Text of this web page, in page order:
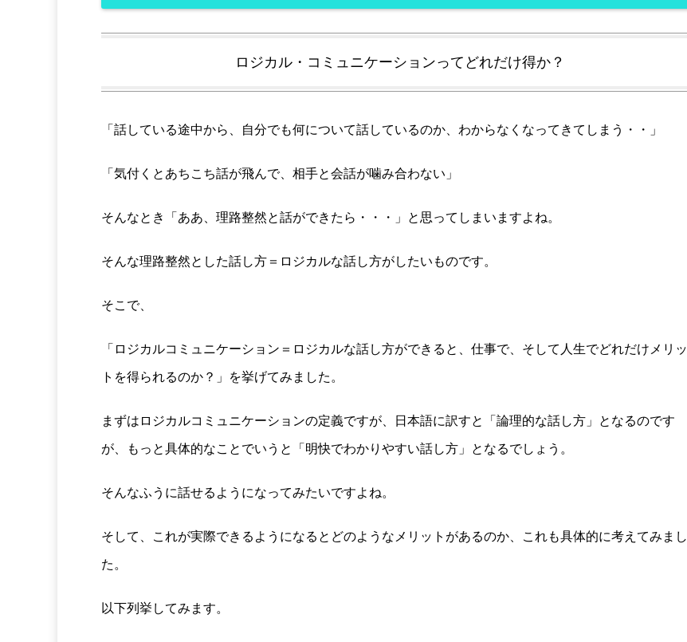
ロジカル・コミュニケーションってどれだけ得か？
「話している途中から、自分でも何について話しているのか、わからなくなってきてしまう・・」
「気付くとあちこち話が飛んで、相手と会話が噛み合わない」
そんなとき「ああ、理路整然と話ができたら・・・」と思ってしまいますよね。
そんな理路整然とした話し方＝ロジカルな話し方がしたいものです。
そこで、
「ロジカルコミュニケーション＝ロジカルな話し方ができると、仕事で、そして人生でどれだけメリッ
トを得られるのか？」を挙げてみました。
まずはロジカルコミュニケーションの定義ですが、日本語に訳すと「論理的な話し方」となるのです
が、もっと具体的なことでいうと「明快でわかりやすい話し方」となるでしょう。
そんなふうに話せるようになってみたいですよね。
そして、これが実際できるようになるとどのようなメリットがあるのか、これも具体的に考えてみまし
た。
以下列挙してみます。